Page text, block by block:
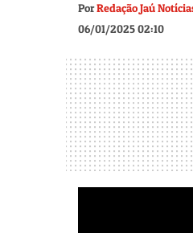
PorRedação Jaú
06/01/2025 02:10